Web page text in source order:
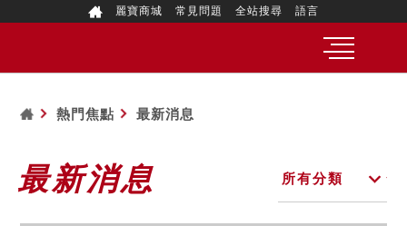
麗寶商城 常見問題 全站搜尋 語言
熱門焦點 最新消息
最新消息